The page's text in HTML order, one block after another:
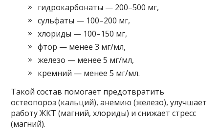
гидрокарбонаты — 200–500 мг,
сульфаты — 100–200 мг,
хлориды — 100–150 мг,
фтор — менее 3 мг/мл,
железо — менее 5 мг/мл,
кремний — менее 5 мг/мл.
Такой состав помогает предотвратить
остеопороз (кальций), анемию (железо), улучшает
работу ЖКТ (магний, хлориды) и снижает стресс
(магний).